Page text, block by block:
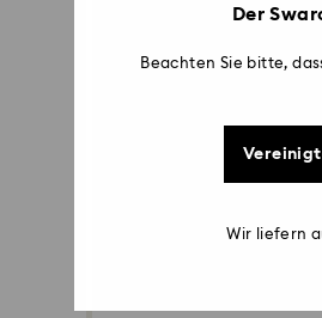
Der
Beachten Sie bitte,
Wir liefern